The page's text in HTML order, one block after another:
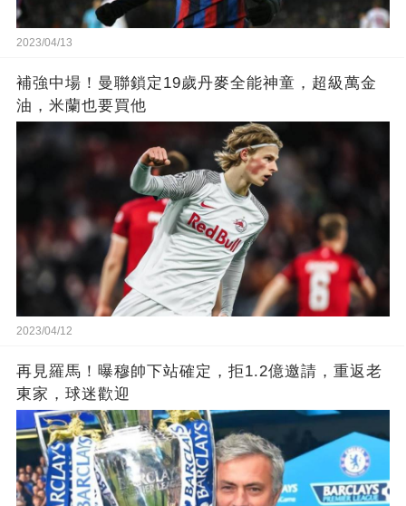
2023/04/13
補強中場！曼聯鎖定19歲丹麥全能神童，超級萬金
油，米蘭也要買他
2023/04/12
再見羅馬！曝穆帥下站確定，拒1.2億邀請，重返老
東家，球迷歡迎